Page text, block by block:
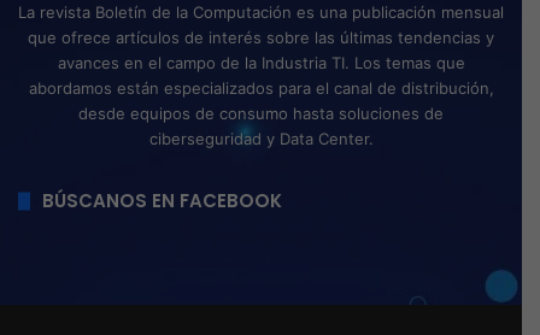
La revista Boletín de la Computación es una publicación mensual
que ofrece artículos de interés sobre las últimas tendencias y
avances en el campo de la Industria TI. Los temas que
abordamos están especializados para el canal de distribución,
desde equipos de consumo hasta soluciones de
ciberseguridad y Data Center.
BÚSCANOS EN FACEBOOK